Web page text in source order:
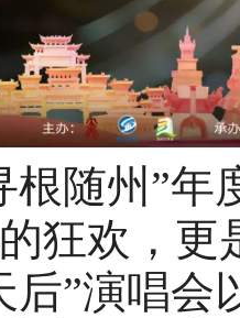
随州”年
狂欢，更
后”演唱会